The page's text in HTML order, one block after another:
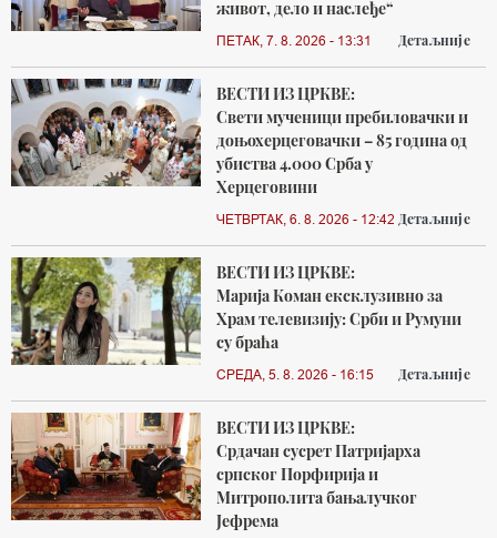
живот, дело и наслеђе“
ПЕТАК, 7. 8. 2026 - 13:31 Детаљније
ВЕСТИ ИЗ ЦРКВЕ:
Свети мученици пребиловачки и
доњохерцеговачки – 85 година од
убиства 4.000 Срба у
Херцеговини
ЧЕТВРТАК, 6. 8. 2026 - 12:42 Детаљније
ВЕСТИ ИЗ ЦРКВЕ:
Марија Коман ексклузивно за
Храм телевизију: Срби и Румуни
су браћа
СРЕДА, 5. 8. 2026 - 16:15 Детаљније
ВЕСТИ ИЗ ЦРКВЕ:
Срдачан сусрет Патријарха
српског Порфирија и
Митрополита бањалучког
Јефрема